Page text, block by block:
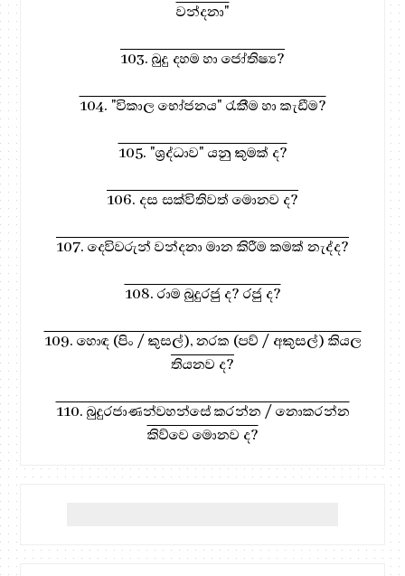
වන්දනා"
103. බුදු දහම හා ජෝතිෂ්‍ය?
104. "විකාල භෝජනය" රැකීම හා කැඩීම?
105. "ශ්‍රද්ධාව" යනු කුමක් ද?
106. දස සක්විතිවත් මොනව ද?
107. දෙවිවරුන් වන්දනා මාන කිරීම කමක් නැද්ද?
108. රාම බුදුරජු ද? රජු ද?
109. හොඳ (පිං / කුසල්), නරක (පව් / අකුසල්) කියල
තියනව ද?
110. බුදුරජාණන්වහන්සේ කරන්න / නොකරන්න
කිව්වෙ මොනව ද?